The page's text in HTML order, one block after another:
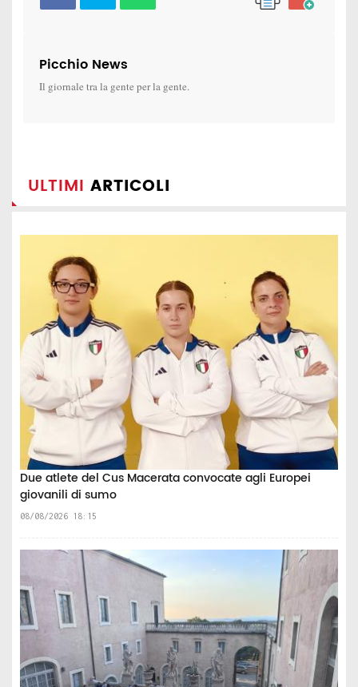
Picchio News
Il giornale tra la gente per la gente.
ULTIMI ARTICOLI
Due atlete del Cus Macerata convocate agli Europei
giovanili di sumo
08/08/2026 18:15